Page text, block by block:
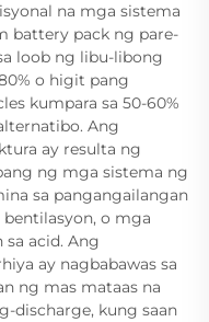
na mga sistema
battery pack ng pare-
loob ng libu-libong
o higit pang
kumpara sa 50-60%
Ang
ay resulta ng
ng mga sistema ng
sa pangangailangan
bentilasyon, o mga
acid. Ang
ay nagbabawas sa
ng mas mataas na
discharge, kung saan